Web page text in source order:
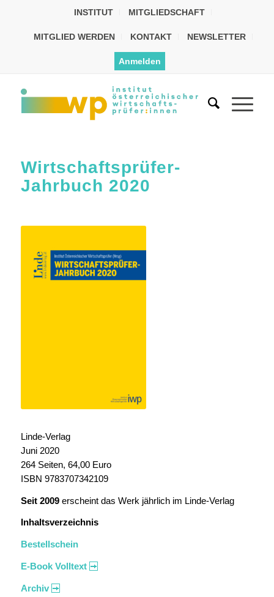
INSTITUT MITGLIEDSCHAFT
MITGLIED WERDEN KONTAKT NEWSLETTER
Anmelden
Wirtschaftsprüfer-
Jahrbuch 2020
Linde-Verlag
Juni 2020
264 Seiten, 64,00 Euro
ISBN 9783707342109
Seit 2009erscheint das Werk jährlich im Linde-Verlag
Inhaltsverzeichnis
Bestellschein
E-Book Volltext
Archiv